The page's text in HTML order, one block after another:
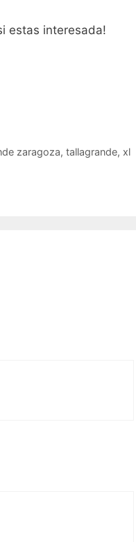
estas interesada!
zaragoza, tallagrande, xl